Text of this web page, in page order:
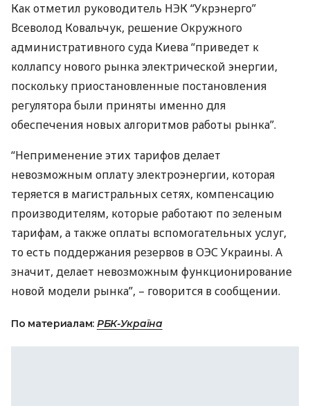
Как отметил руководитель НЭК“Укрэнерго”
Всеволод Ковальчук, решение Окружного
административного суда Киева “приведет к
коллапсу нового рынка электрической энергии,
поскольку приостановленные постановления
регулятора были приняты именно для
обеспечения новых алгоритмов работы рынка”.
“Неприменение этих тарифов делает
невозможным оплату электроэнергии, которая
теряется в магистральных сетях, компенсацию
производителям, которые работают по зеленым
тарифам, а также оплаты вспомогательных услуг,
то есть поддержания резервов вОЭСУкраины. А
значит, делает невозможным функционирование
новой модели рынка”, – говорится в сообщении.
По материалам: РБК-Україна